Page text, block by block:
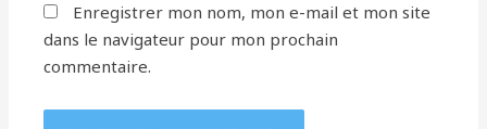
Enregistrer mon nom, mon e-mail et mon site
dans le navigateur pour mon prochain
commentaire.